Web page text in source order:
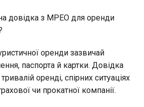
довідка з МРЕО для оренди
оренди зазвичай
паспорта й картки. Довідка
оренді, спірних ситуаціях
чи прокатної компанії.